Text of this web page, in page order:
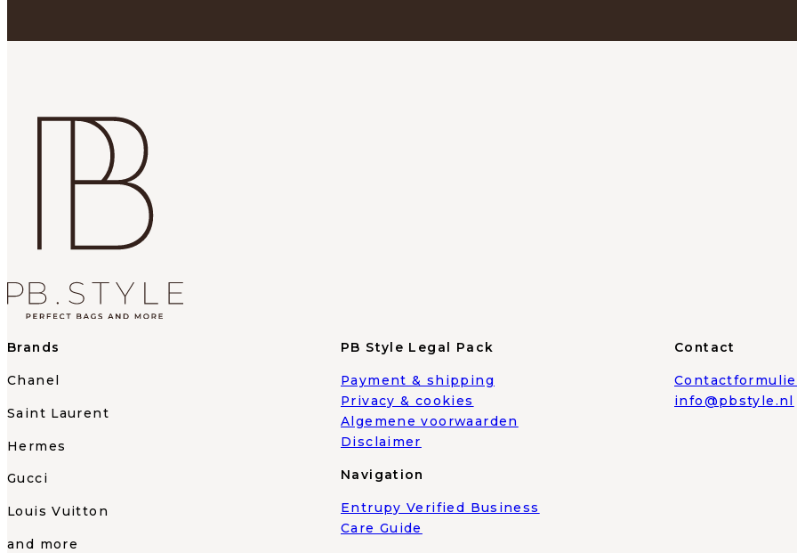
Brands
Chanel
Saint Laurent
Hermes
Gucci
Louis Vuitton
and more
PB Style Legal Pack
Payment & shipping
Privacy & cookies
Algemene voorwaarden
Disclaimer
Navigation
Entrupy Verified Business
Care Guide
Contact
info@pbstyle.nl